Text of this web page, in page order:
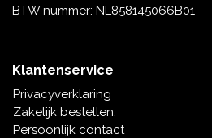
BTW nummer: NL858145066B01
Klantenservice
Privacyverklaring
Zakelijk bestellen.
Persoonlijk contact